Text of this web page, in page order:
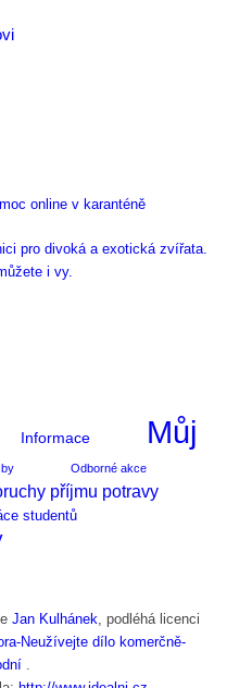
pro divoká a exotická zvířata.
i vy.
Informace
Můj
Odborné akce
příjmu potravy
studentů
Jan Kulhánek , podléhá licenci
Neužívejte dílo komerčně-